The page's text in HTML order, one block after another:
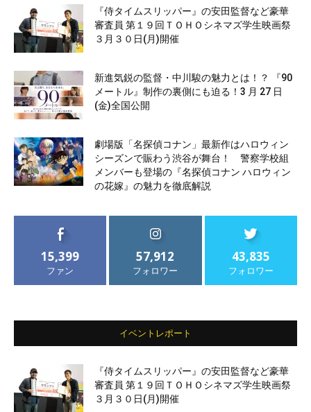
『侍タイムスリッパー』の安田監督など豪華
審査員 第１９回ＴＯＨＯシネマズ学生映画祭
３月３０日(月)開催
新進気鋭の監督・中川駿の魅力とは！？ 『90
メートル』制作の裏側にも迫る！3 月 27 日
(金)全国公開
劇場版「名探偵コナン」最新作はハロウィン
シーズンで賑わう渋谷が舞台！ 警察学校組
メンバーも登場の『名探偵コナン ハロウィン
の花嫁』の魅力を徹底解説
15,399
ファン
57,912
フォロワー
43,835
フォロワー
イベントレポート
『侍タイムスリッパー』の安田監督など豪華
審査員 第１９回ＴＯＨＯシネマズ学生映画祭
３月３０日(月)開催